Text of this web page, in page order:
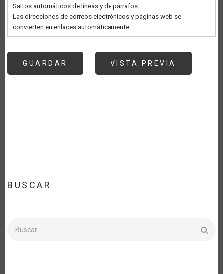
Saltos automáticos de líneas y de párrafos.
Las direcciones de correos electrónicos y páginas web se
convierten en enlaces automáticamente.
BUSCAR